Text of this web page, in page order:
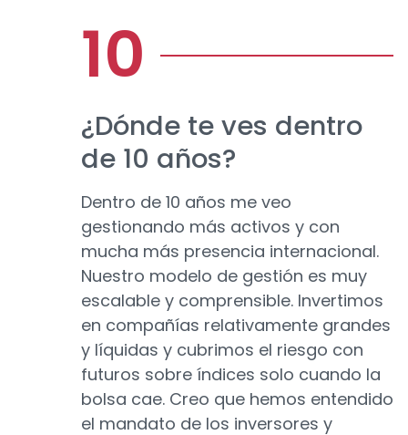
¿Dónde te ves dentro
de 10 años?
Dentro de 10 años me veo
gestionando más activos y con
mucha más presencia internacional.
Nuestro modelo de gestión es muy
escalable y comprensible. Invertimos
en compañías relativamente grandes
y líquidas y cubrimos el riesgo con
futuros sobre índices solo cuando la
bolsa cae. Creo que hemos entendido
el mandato de los inversores y